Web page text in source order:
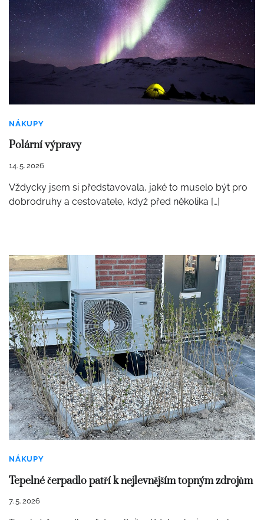
NÁKUPY
Polární výpravy
14. 5. 2026
Vždycky jsem si představovala, jaké to muselo být pro
dobrodruhy a cestovatele, když před několika […]
NÁKUPY
Tepelné čerpadlo patří k nejlevnějším topným zdrojům
7. 5. 2026